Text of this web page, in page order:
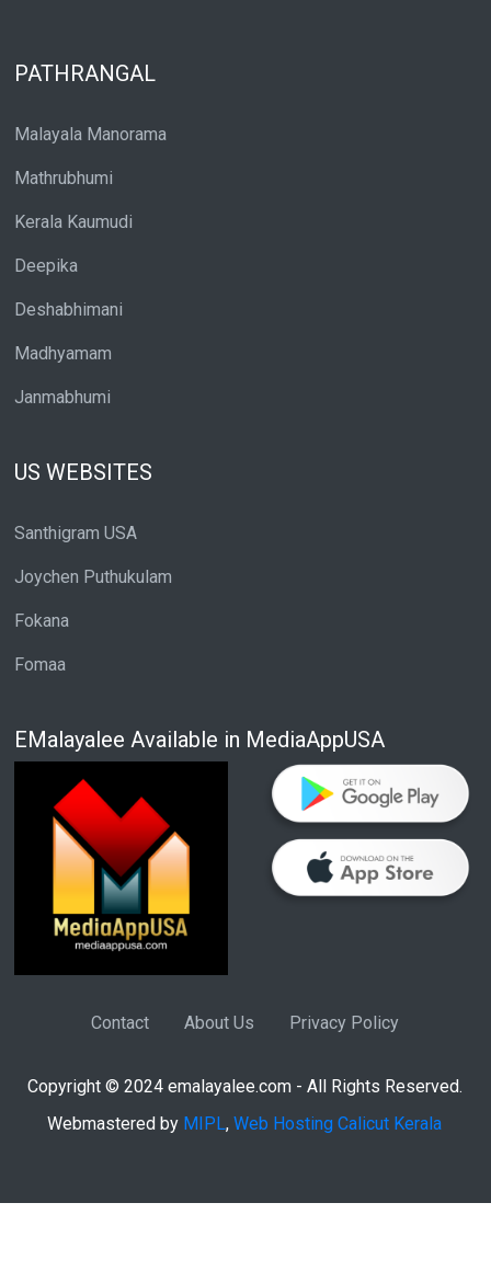
PATHRANGAL
Malayala Manorama
Mathrubhumi
Kerala Kaumudi
Deepika
Deshabhimani
Madhyamam
Janmabhumi
US WEBSITES
Santhigram USA
Joychen Puthukulam
Fokana
Fomaa
EMalayalee Available in MediaAppUSA
Contact About Us Privacy Policy
Copyright © 2024 emalayalee.com - All Rights Reserved.
Webmastered by MIPL, Web Hosting Calicut Kerala